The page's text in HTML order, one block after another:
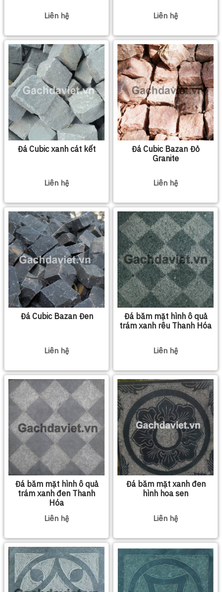
Liên hệ Liên hệ
Đá Cubic xanh cát kết
Liên hệ
Đá Cubic Bazan Đỏ
Granite
Liên hệ
Đá Cubic Bazan Đen
Liên hệ
Đá băm mặt hình ô quả
trám xanh rêu Thanh Hóa
Liên hệ
Đá băm mặt hình ô quả
trám xanh đen Thanh
Hóa
Liên hệ
Đá băm mặt xanh đen
hình hoa sen
Liên hệ